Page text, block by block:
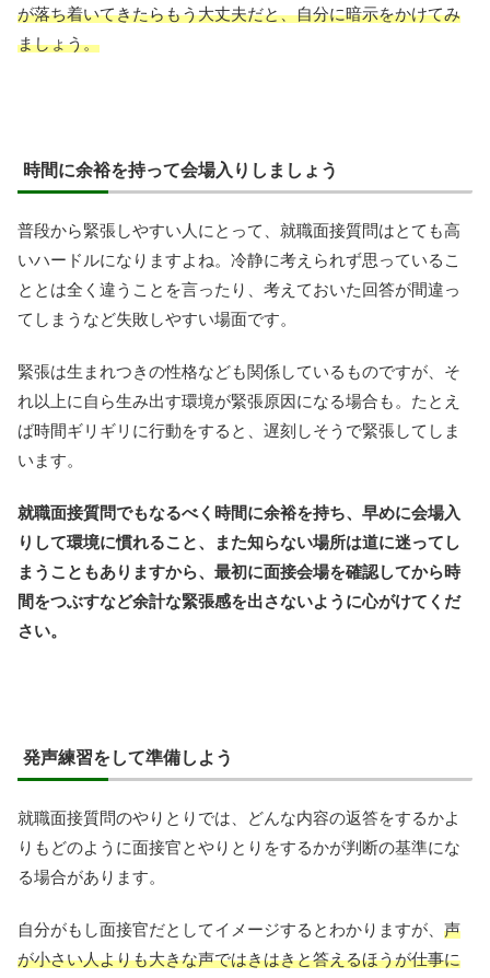
が落ち着いてきたらもう大丈夫だと、自分に暗示をかけてみ
ましょう。
時間に余裕を持って会場入りしましょう
普段から緊張しやすい人にとって、就職面接質問はとても高
いハードルになりますよね。冷静に考えられず思っているこ
ととは全く違うことを言ったり、考えておいた回答が間違っ
てしまうなど失敗しやすい場面です。
緊張は生まれつきの性格なども関係しているものですが、そ
れ以上に自ら生み出す環境が緊張原因になる場合も。たとえ
ば時間ギリギリに行動をすると、遅刻しそうで緊張してしま
います。
就職面接質問でもなるべく時間に余裕を持ち、早めに会場入
りして環境に慣れること、また知らない場所は道に迷ってし
まうこともありますから、最初に面接会場を確認してから時
間をつぶすなど余計な緊張感を出さないように心がけてくだ
さい。
発声練習をして準備しよう
就職面接質問のやりとりでは、どんな内容の返答をするかよ
りもどのように面接官とやりとりをするかが判断の基準にな
る場合があります。
自分がもし面接官だとしてイメージするとわかりますが、 声
が小さい人よりも大きな声ではきはきと答えるほうが仕事に